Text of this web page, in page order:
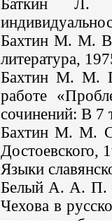
Баткин Л.
Бахтин М. М.
литература,
Бахтин М. М.
работе
сочинений: В 7
Бахтин М. М.
Достоевского,
Языки
Белый А. А. П.
Чехова в